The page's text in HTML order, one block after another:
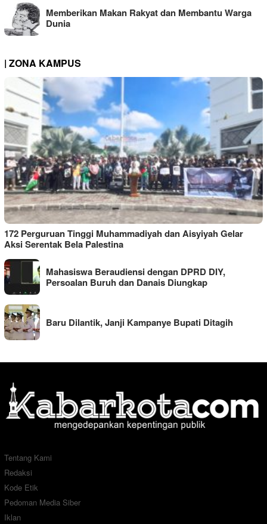
Memberikan Makan Rakyat dan Membantu Warga
Dunia
| ZONA KAMPUS
172 Perguruan Tinggi Muhammadiyah dan Aisyiyah Gelar
Aksi Serentak Bela Palestina
Mahasiswa Beraudiensi dengan DPRD DIY,
Persoalan Buruh dan Danais Diungkap
Baru Dilantik, Janji Kampanye Bupati Ditagih
Tentang Kami
Redaksi
Kode Etik
Pedoman Media Siber
Iklan